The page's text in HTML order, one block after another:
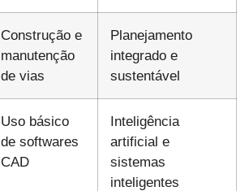
Construção e
manutenção
de vias
Planejamento
integrado e
sustentável
Uso básico
de softwares
CAD
Inteligência
artificial e
sistemas
inteligentes